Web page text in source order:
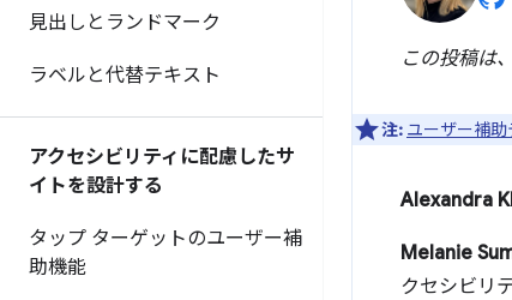
見出しとランドマーク
ラベルと代替テキスト
アクセシビリティに配慮したサ
イトを設計する
タップ ターゲットのユーザー補
助機能
この投稿は、
注: ユーザー補
Alexandra
Melanie
クセシビリ